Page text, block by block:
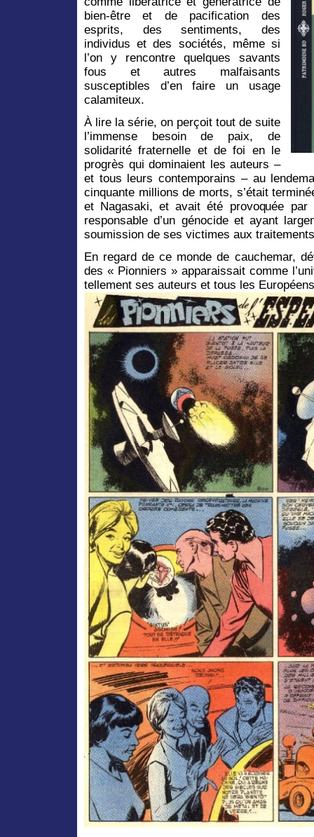
bien-être et de pacification des
esprits, des sentiments, des
individus et des sociétés, même si
l’on y rencontre quelques savants
fous et autres malfaisants
susceptibles d’en faire un usage
calamiteux.
À lire la série, on perçoit tout de suite
l’immense besoin de paix, de
solidarité fraternelle et de foi en le
progrès qui dominaient les auteurs –
et tous leurs contemporains – au
cinquante millions de morts, s’était
et Nagasaki, et avait été provoquée par
responsable d’un génocide et ayant
soumission de ses victimes aux
En regard de ce monde de cauchemar,
des « Pionniers » apparaissait comme
tellement ses auteurs et tous les